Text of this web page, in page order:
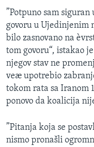
”Potpuno sam
govoru u Ujedinjenim
bilo zasnovano na
tom govoru“, istakao
njegov stav ne
veæ upotrebio
tokom rata sa Iranom
ponovo da koalicija
”Pitanja koja se
nismo pronašli